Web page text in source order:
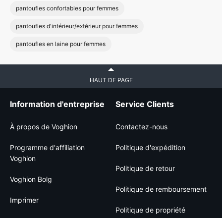
pantoufles confortables pour femmes
pantoufles d'intérieur/extérieur pour femmes
pantoufles en laine pour femmes
HAUT DE PAGE
Information d'entreprise
À propos de Voghion
Programme d'affiliation
Voghion
Voghion Bolg
Imprimer
Service Clients
Contactez-nous
Politique d'expédition
Politique de retour
Politique de remboursement
Politique de propriété